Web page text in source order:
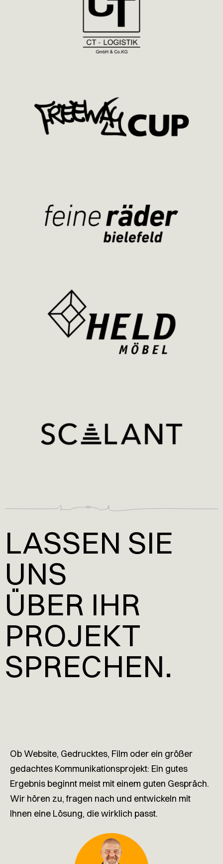
LASSEN SIE
UNS
ÜBER IHR
PROJEKT
SPRECHEN.
Ob Website, Gedrucktes, Film oder ein größer
gedachtes Kommunikationsprojekt: Ein gutes
Ergebnis beginnt meist mit einem guten Gespräch.
Wir hören zu, fragen nach und entwickeln mit
Ihnen eine Lösung, die wirklich passt.